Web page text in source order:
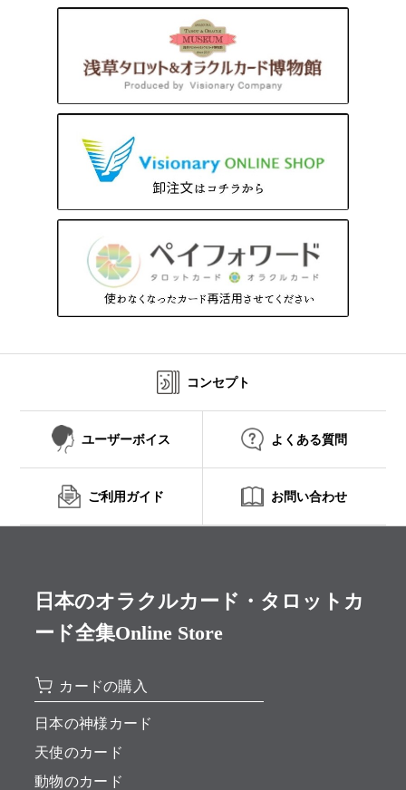
コンセプト
ユーザーボイス よくある質問
ご利用ガイド お問い合わせ
日本のオラクルカード・タロットカ
ード全集Online Store
カードの購入
日本の神様カード
天使のカード
動物のカード